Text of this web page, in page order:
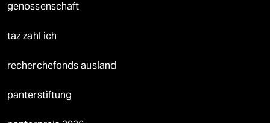
genossenschaft
taz zahl ich
recherchefonds ausland
panterstiftung